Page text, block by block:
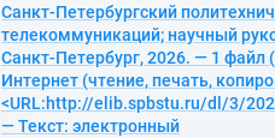
Санкт-Петербургский
телекоммуникаций; научный
Санкт-Петербург, 2026. — 1 файл
Интернет (чтение, печать,
<URL:http://elib.spbstu.ru/dl/3/
— Текст: электронный